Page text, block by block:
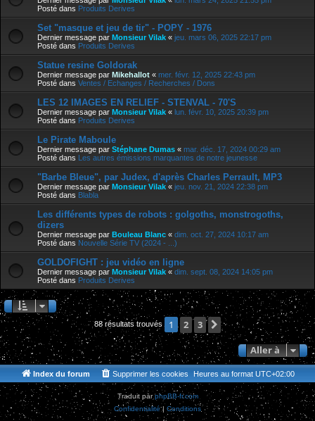
Posté dans Produits Derives
Set "masque et jeu de tir" - POPY - 1976
Dernier message par Monsieur Vilak « jeu. mars 06, 2025 22:17 pm
Posté dans Produits Derives
Statue resine Goldorak
Dernier message par Mikehallot « mer. févr. 12, 2025 22:43 pm
Posté dans Ventes / Echanges / Recherches / Dons
LES 12 IMAGES EN RELIEF - STENVAL - 70'S
Dernier message par Monsieur Vilak « lun. févr. 10, 2025 20:39 pm
Posté dans Produits Derives
Le Pirate Maboule
Dernier message par Stéphane Dumas « mar. déc. 17, 2024 00:29 am
Posté dans Les autres émissions marquantes de notre jeunesse
"Barbe Bleue", par Judex, d'après Charles Perrault, MP3
Dernier message par Monsieur Vilak « jeu. nov. 21, 2024 22:38 pm
Posté dans Blabla
Les différents types de robots : golgoths, monstrogoths,
dizers
Dernier message par Bouleau Blanc « dim. oct. 27, 2024 10:17 am
Posté dans Nouvelle Série TV (2024 - ...)
GOLDOFIGHT : jeu vidéo en ligne
Dernier message par Monsieur Vilak « dim. sept. 08, 2024 14:05 pm
Posté dans Produits Derives
88 résultats trouvés 1 2 3
Suivante
Aller à
Index du forum Heures au format UTC+02:00
Supprimer les cookies
Traduit parphpBB-fr.com
Confidentialité| Conditions